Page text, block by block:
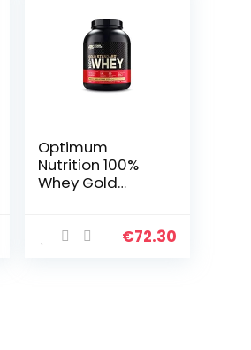
Optimum
Nutrition 100%
Whey Gold
Crème, 5lbs€72.30